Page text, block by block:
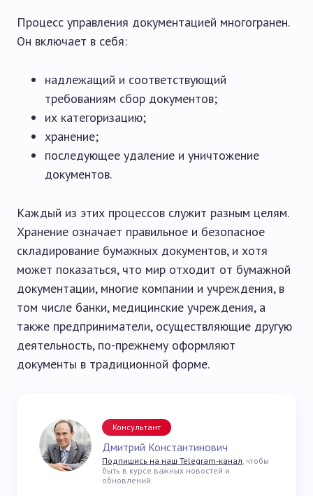
Процесс управления документацией многогранен.
Он включает в себя:
надлежащий и соответствующий
требованиям сбор документов;
их категоризацию;
хранение;
последующее удаление и уничтожение
документов.
Каждый из этих процессов служит разным целям.
Хранение означает правильное и безопасное
складирование бумажных документов, и хотя
может показаться, что мир отходит от бумажной
документации, многие компании и учреждения, в
том числе банки, медицинские учреждения, а
также предприниматели, осуществляющие другую
деятельность, по-прежнему оформляют
документы в традиционной форме.
Консультант
Дмитрий Константинович
Подпишись на наш Telegram-канал, чтобы
быть в курсе важных новостей и
обновлений.